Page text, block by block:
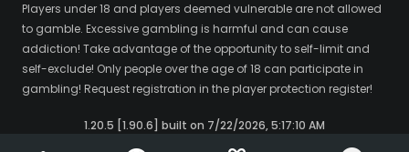
Players under 18 and players deemed vulnerable are not allowed
to gamble. Excessive gambling is harmful and can cause
addiction! Take advantage of the opportunity to self-limit and
self-exclude! Only people over the age of 18 can participate in
gambling! Request registration in the player protection register!
1.20.5 [1.90.6] built on 7/22/2026, 5:17:10 AM